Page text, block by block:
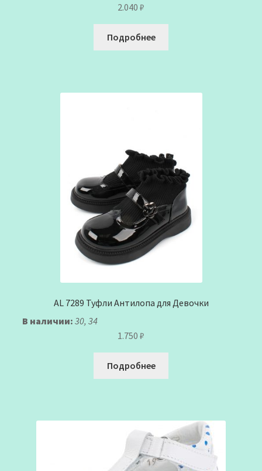
2.040 ₽
Подробнее
AL 7289 Туфли Антилопа для Девочки
В наличии: 30, 34
1.750 ₽
Подробнее